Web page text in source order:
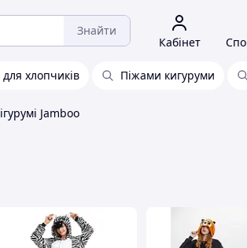
Знайти
Кабінет
хлопчиків Піжами кигуруми
Jamboo